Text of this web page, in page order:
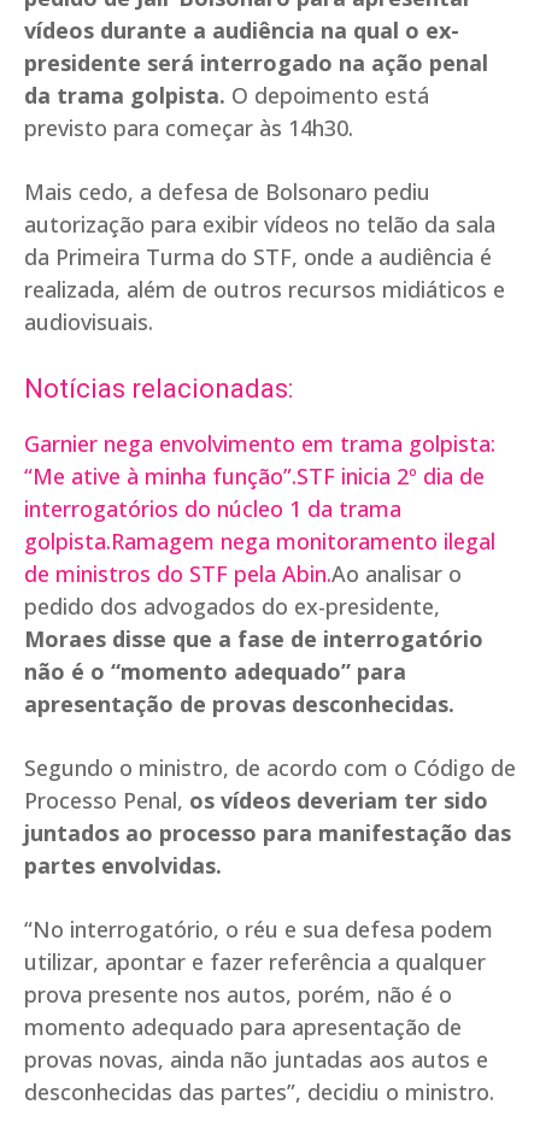
vídeos durante a audiência na qual o ex-
presidente será interrogado na ação penal
da trama golpista. O depoimento está
previsto para começar às 14h30.
Mais cedo, a defesa de Bolsonaro pediu
autorização para exibir vídeos no telão da sala
da Primeira Turma do STF, onde a audiência é
realizada, além de outros recursos midiáticos e
audiovisuais.
Notícias relacionadas:
Garnier nega envolvimento em trama golpista:
“Me ative à minha função”.STF inicia 2º dia de
interrogatórios do núcleo 1 da trama
golpista.Ramagem nega monitoramento ilegal
de ministros do STF pela Abin.Ao analisar o
pedido dos advogados do ex-presidente,
Moraes disse que a fase de interrogatório
não é o “momento adequado” para
apresentação de provas desconhecidas.
Segundo o ministro, de acordo com o Código de
Processo Penal, os vídeos deveriam ter sido
juntados ao processo para manifestação das
partes envolvidas.
“No interrogatório, o réu e sua defesa podem
utilizar, apontar e fazer referência a qualquer
prova presente nos autos, porém, não é o
momento adequado para apresentação de
provas novas, ainda não juntadas aos autos e
desconhecidas das partes”, decidiu o ministro.